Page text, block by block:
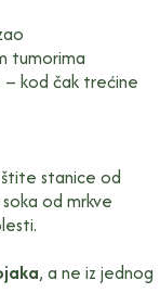
tumorima
– kod čak trećine
stanice od
od mrkve
, a ne iz jednog